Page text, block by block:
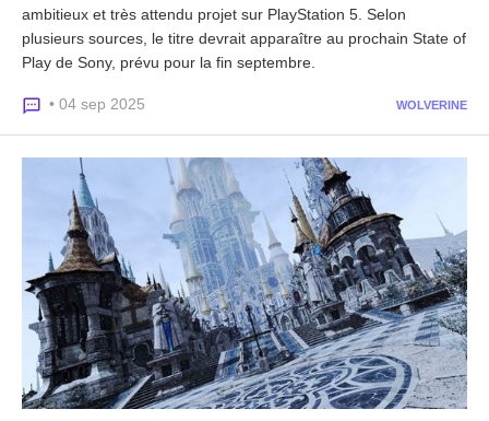
ambitieux et très attendu projet sur PlayStation 5. Selon
plusieurs sources, le titre devrait apparaître au prochain State of
Play de Sony, prévu pour la fin septembre.
• 04 sep 2025 WOLVERINE